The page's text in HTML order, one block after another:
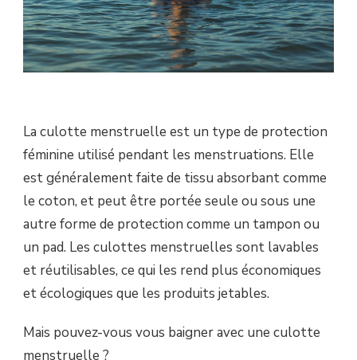
La culotte menstruelle est un type de protection
féminine utilisé pendant les menstruations. Elle
est généralement faite de tissu absorbant comme
le coton, et peut être portée seule ou sous une
autre forme de protection comme un tampon ou
un pad. Les culottes menstruelles sont lavables
et réutilisables, ce qui les rend plus économiques
et écologiques que les produits jetables.
Mais pouvez-vous vous baigner avec une culotte
menstruelle ?